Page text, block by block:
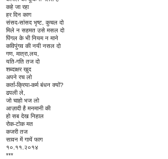
कहे जा रहा
हर दिन काग
संसद-सांसद भृष्ट, कुचल दो
मिले न सहमत उसे मसल दो
पिंगल के भी नियम न माने
कविपुंगव की नयी नसल दो
गण, मात्रा,लय,
यति-गति तज दो
शब्दाक्षर खुद
अपने रच लो
कर्ता-क्रिया-कर्म बंधन क्यों?
ढपली ले,
जो चाहो भज लो
आज़ादी है मनमानी की
हो सब देख निहाल
रोक-टोक मत
कजरी तज
सावन में गायें फाग
१०.११.२०१४
***